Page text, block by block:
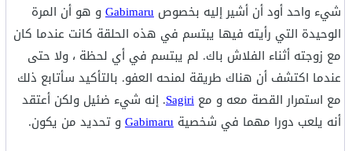
شيء واحد أود أن أشير إليه بخصوص Gabimaruو هو أن المرة
الوحيدة التي رأيته فيها يبتسم في هذه الحلقة كانت عندما كان
مع زوجته أثناء الفلاش باك. لم يبتسم في أي لحظة ، ولا حتى
عندما اكتشف أن هناك طريقة لمنحه العفو. بالتأكيد سأتابع ذلك
مع استمرار القصة معه و مع Sagiri. إنه شيء ضئيل ولكن أعتقد
أنه يلعب دورا مهما في شخصية Gabimaruو تحديد من يكون.